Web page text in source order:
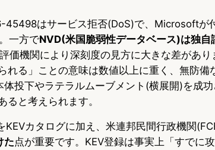
45498はサービス拒否(DoS)で、Microsoftが
一方でNVD(米国脆弱性データベース)は独自
価機関により深刻度の見方に大きな差があり
れる」ことの意味は数値以上に重く、無防備
投下やラテラルムーブメント(横展開)を成
ると考えられます。
KEVカタログに加え、米連邦民間行政機関
た点が重要です。KEV登録は事実上「すでに